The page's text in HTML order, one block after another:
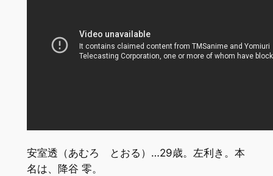
安室透（あむろ とおる）…29歳。左利き。本
名は、降谷 零。